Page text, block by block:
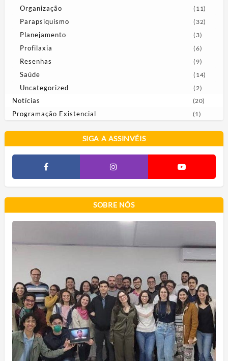
Organização (11)
Parapsiquismo (32)
Planejamento (3)
Profilaxia (6)
Resenhas (9)
Saúde (14)
Uncategorized (2)
Notícias (20)
Programação Existencial (1)
SIGA A ASSINVÉIS
SOBRE NÓS